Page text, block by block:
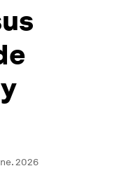
2026